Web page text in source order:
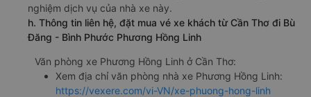
nghiệm dịch vụ của nhà xe này.
h. Thông tin liên hệ, đặt mua vé xe khách từ Cần Thơ đi Bù
Đăng - Bình Phước Phương Hồng Linh
Văn phòng xe Phương Hồng Linh ở Cần Thơ:
Xem địa chỉ văn phòng nhà xe Phương Hồng Linh:
https://vexere.com/vi-VN/xe-phuong-hong-linh